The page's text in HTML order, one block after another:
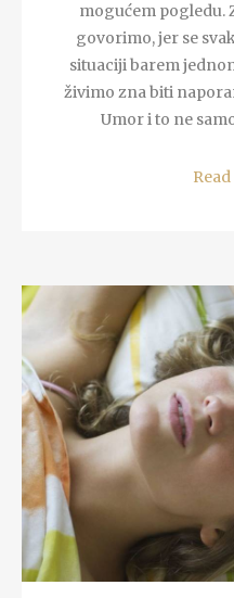
mogućem pogledu.
govorimo, jer se
situaciji barem
živimo zna biti
Umor i to ne